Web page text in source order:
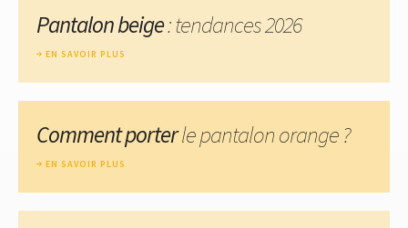
Pantalon beige: tendances 2026
EN SAVOIR PLUS
Comment porterle pantalon orange ?
EN SAVOIR PLUS